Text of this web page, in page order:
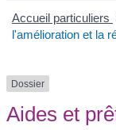
Accueil particuliers
l'amélioration et la
Dossier
Aides et